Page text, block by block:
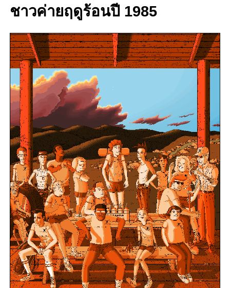
ชาวค่ายฤดูร้อนปี 1985